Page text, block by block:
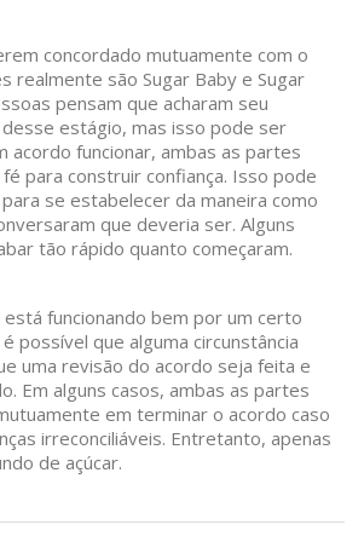
concordado mutuamente com o
realmente são Sugar Baby e Sugar
pensam que acharam seu
estágio, mas isso pode ser
acordo funcionar, ambas as partes
para construir confiança. Isso pode
se estabelecer da maneira como
que deveria ser. Alguns
tão rápido quanto começaram.
funcionando bem por um certo
possível que alguma circunstância
uma revisão do acordo seja feita e
Em alguns casos, ambas as partes
em terminar o acordo caso
irreconciliáveis. Entretanto, apenas
de açúcar.